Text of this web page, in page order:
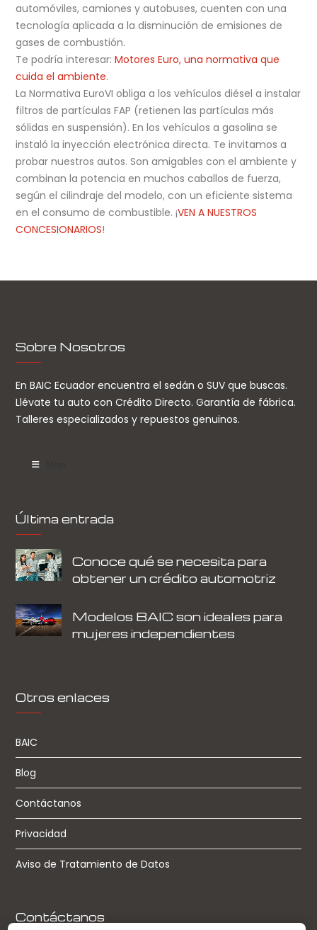
automóviles, camiones y autobuses, cuenten con una
tecnología aplicada a la disminución de emisiones de
gases de combustión.
Te podría interesar:Motores Euro, una normativa que
cuida el ambiente.
La Normativa EuroVI obliga a los vehículos diésel a instalar
filtros de partículas FAP (retienen las partículas más
sólidas en suspensión). En los vehículos a gasolina se
instaló la inyección electrónica directa. Te invitamos a
probar nuestros autos. Son amigables con el ambiente y
combinan la potencia en muchos caballos de fuerza,
según el cilindraje del modelo, con un eficiente sistema
en el consumo de combustible. ¡VEN A NUESTROS
CONCESIONARIOS!
Sobre Nosotros
En BAIC Ecuador encuentra el sedán o SUV que buscas.
Llévate tu auto con Crédito Directo. Garantía de fábrica.
Talleres especializados y repuestos genuinos.
Última entrada
Conoce qué se necesita para
obtener un crédito automotriz
Modelos BAIC son ideales para
mujeres independientes
Otros enlaces
BAIC
Blog
Contáctanos
Privacidad
Aviso de Tratamiento de Datos
Contáctanos